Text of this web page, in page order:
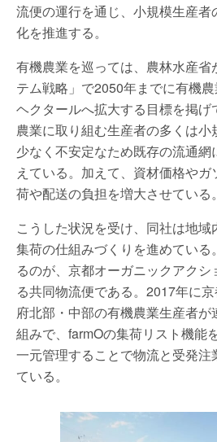
流便の運行を通じ、小規模生産
化を推進する。
有機農業を巡っては、農林水産省
テム戦略」で2050年までに有機
ヘクタールへ拡大する目標を掲
農業に取り組む生産者の多くは
少なく不安定なため既存の流通
えている。加えて、資材価格や
荷や配送の負担を増大させている。
こうした状況を受け、同社は地
集荷の仕組みづくりを進めてい
るのが、京都オーガニックアクシ
る共同物流便である。2017年に
府北部・中部の有機農業生産者が
組みで、farmOの集荷リスト機能
一元管理することで物流と受発注
ている。